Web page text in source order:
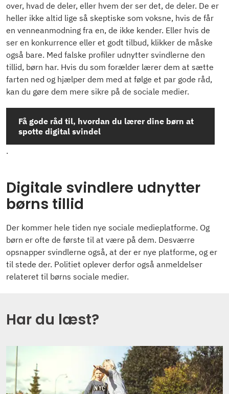
over, hvad de deler, eller hvem der ser det, de deler. De er
heller ikke altid lige så skeptiske som voksne, hvis de får
en venneanmodning fra en, de ikke kender. Eller hvis de
ser en konkurrence eller et godt tilbud, klikker de måske
også bare. Med falske profiler udnytter svindlerne den
tillid, børn har. Hvis du som forælder lærer dem at sætte
farten ned og hjælper dem med at følge et par gode råd,
kan du gøre dem mere sikre på de sociale medier.
Få gode råd til, hvordan du lærer dine børn at
spotte digital svindel
.
Digitale svindlere udnytter
børns tillid
Der kommer hele tiden nye sociale medieplatforme. Og
børn er ofte de første til at være på dem. Desværre
opsnapper svindlerne også, at der er nye platforme, og er
til stede der. Politiet oplever derfor også anmeldelser
relateret til børns sociale medier.
Har du læst?